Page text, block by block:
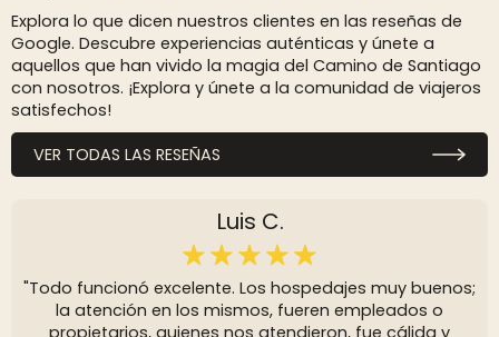
Explora lo que dicen nuestros clientes en las reseñas de
Google. Descubre experiencias auténticas y únete a
aquellos que han vivido la magia del Camino de Santiago
con nosotros. ¡Explora y únete a la comunidad de viajeros
satisfechos!
VER TODAS LAS RESEÑAS
Luis C.
"Todo funcionó excelente. Los hospedajes muy buenos;
la atención en los mismos, fueren empleados o